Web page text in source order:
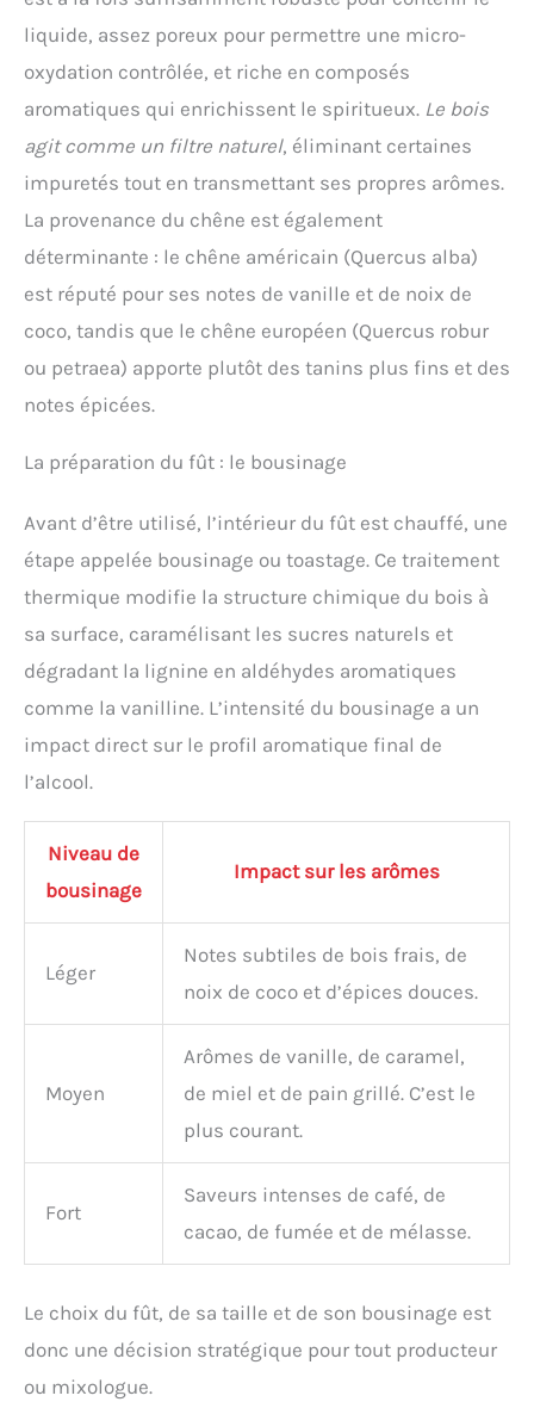
liquide, assez poreux pour permettre une micro-
oxydation contrôlée, et riche en composés
aromatiques qui enrichissent le spiritueux. Le bois
agit comme un filtre naturel, éliminant certaines
impuretés tout en transmettant ses propres arômes.
La provenance du chêne est également
déterminante : le chêne américain (Quercus alba)
est réputé pour ses notes de vanille et de noix de
coco, tandis que le chêne européen (Quercus robur
ou petraea) apporte plutôt des tanins plus fins et des
notes épicées.
La préparation du fût : le bousinage
Avant d’être utilisé, l’intérieur du fût est chauffé, une
étape appelée bousinage ou toastage. Ce traitement
thermique modifie la structure chimique du bois à
sa surface, caramélisant les sucres naturels et
dégradant la lignine en aldéhydes aromatiques
comme la vanilline. L’intensité du bousinage a un
impact direct sur le profil aromatique final de
l’alcool.
Niveau de
bousinage
Impact sur les arômes
Léger
Notes subtiles de bois frais, de
noix de coco et d’épices douces.
Moyen
Arômes de vanille, de caramel,
de miel et de pain grillé. C’est le
plus courant.
Fort
Saveurs intenses de café, de
cacao, de fumée et de mélasse.
Le choix du fût, de sa taille et de son bousinage est
donc une décision stratégique pour tout producteur
ou mixologue.